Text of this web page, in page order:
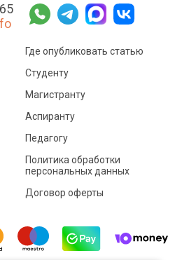
Где опубликовать статью
Студенту
Магистранту
Аспиранту
Педагогу
Политика обработки
персональных данных
Договор оферты